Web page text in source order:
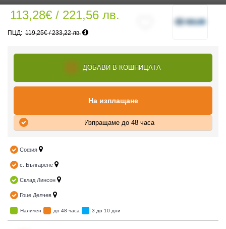
ЕКИПИРОВКА
113,28€ / 221,56 лв.
119,25€ / 233,22 лв.
ДОБАВИ В КОШНИЦАТА
На изплащане
Изпращаме до 48 часа
София
с. Българене
Склад Линсон
Гоце Делчев
Наличен до 48 часа 3 до 10 дни